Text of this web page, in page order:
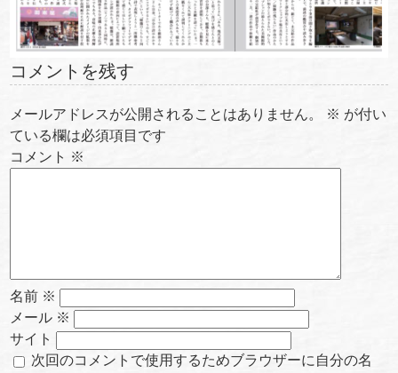
コメントを残す
メールアドレスが公開されることはありません。 ※ が付い
ている欄は必須項目です
コメント ※
名前 ※
メール ※
サイト
次回のコメントで使用するためブラウザーに自分の名